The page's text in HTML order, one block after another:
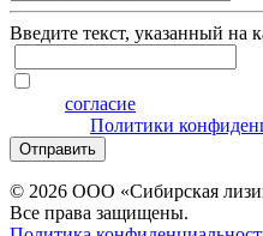
Введите текcт, указанный на
согласие
Политики
Отправить
© 2026 ООО «Сибирская
Все права защищены.